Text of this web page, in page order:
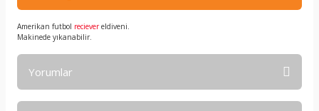
Amerikan futbol recievereldiveni.
Makinede yıkanabilir.
Yorumlar